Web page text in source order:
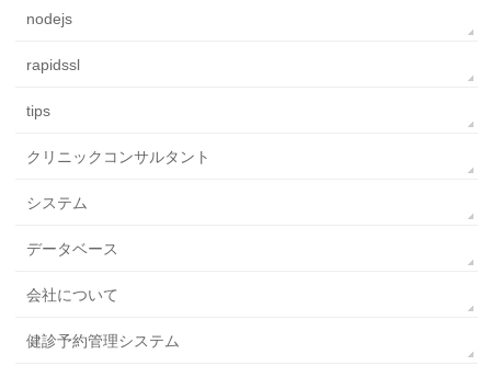
nodejs
rapidssl
tips
クリニックコンサルタント
システム
データベース
会社について
健診予約管理システム